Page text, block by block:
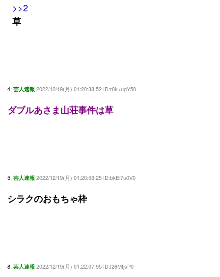
>>2
草
4: 芸人速報 2022/12/19(月) 01:20:38.52 ID:r8k+ugY50
ダブルあさま山荘事件は草
5: 芸人速報 2022/12/19(月) 01:20:53.25 ID:bkEi7u0V0
シラクのおもちゃ枠
8: 芸人速報 2022/12/19(月) 01:22:07.95 ID:I26MfjsP0